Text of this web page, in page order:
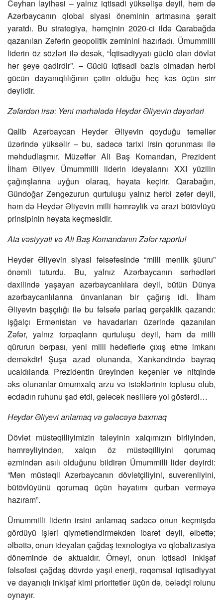
Ceyhan layihəsi – yalnız iqtisadi yüksəlişə deyil, həm də
Azərbaycanın qlobal siyasi önəminin artmasına şərait
yaratdı. Bu strategiya, həmçinin 2020-ci ildə Qarabağda
qazanılan Zəfərin geopolitik zəminini hazırladı. Ümummilli
liderin öz sözləri ilə desək, “İqtisadiyyatı güclü olan dövlət
hər şeyə qadirdir”. – Güclü iqtisadi bazis olmadan hərbi
gücün dayanıqlılığının çətin olduğu heç kəs üçün sirr
deyildir.
Zəfərdən irsə: Yeni mərhələdə Heydər Əliyevin dəyərləri
Qalib Azərbaycan Heydər Əliyevin qoyduğu təməllər
üzərində yüksəlir – bu, sadəcə tarixi irsin qorunması ilə
məhdudlaşmır. Müzəffər Ali Baş Komandan, Prezident
İlham Əliyev Ümummilli liderin ideyalarını XXI yüzilin
çağırışlarına uyğun olaraq, həyata keçirir. Qarabağın,
Gündoğar Zəngəzurun qurtuluşu yalnız hərbi zəfər deyil,
həm də Heydər Əliyevin milli həmrəylik və ərazi bütövlüyü
prinsipinin həyata keçməsidir.
Ata vəsiyyəti və Ali Baş Komandanın Zəfər raportu!
Heydər Əliyevin siyasi fəlsəfəsində “milli mənlik şüuru”
önəmli tuturdu. Bu, yalnız Azərbaycanın sərhədləri
daxilində yaşayan azərbaycanlılara deyil, bütün Dünya
azərbaycanlılarına ünvanlanan bir çağırış idi. İlham
Əliyevin başçılığı ilə bu fəlsəfə parlaq gerçəklik qazandı:
işğalçı Ermənistan və havadarları üzərində qazanılan
Zəfər, yalnız torpaqların qurtuluşu deyil, həm də milli
qürurun bərpası, yeni milli hədəflərlə çıxış etmə imkanı
deməkdir! Şuşa azad olunanda, Xankəndində bayraq
ucaldılanda Prezidentin ürəyindən keçənlər və nitqində
əks olunanlar ümumxalq arzu və istəklərinin toplusu olub,
əcdadın ruhunu şad etdi, gələcək nəsillərə yol göstərdi…
Heydər Əliyevi anlamaq və gələcəyə baxmaq
Dövlət müstəqilliyimizin taleyinin xalqımızın birliyindən,
həmrəyliyindən, xalqın öz müstəqilliyini qorumaq
əzmindən asılı olduğunu bildirən Ümummilli lider deyirdi:
“Mən müstəqil Azərbaycanın dövlətçiliyini, suverenliyini,
bütövlüyünü qorumaq üçün həyatımı qurban verməyə
hazıram”.
Ümummilli liderin irsini anlamaq sadəcə onun keçmişdə
gördüyü işləri qiymətləndirməkdən ibarət deyil, əlbəttə;
əlbəttə, onun ideyaları çağdaş texnologiya və qlobalizasiya
dönəmində də aktualdır. Örnəyi, onun iqtisadi inkişaf
fəlsəfəsi çağdaş dövrdə yaşıl enerji, rəqəmsal iqtisadiyyat
və dayanıqlı inkişaf kimi prioritetlər üçün də, bələdçi rolunu
oynayır.